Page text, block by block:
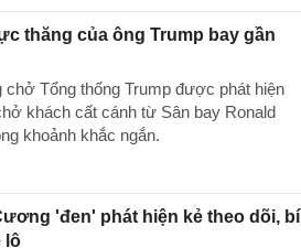
thăng của ông Trump bay gần
chở Tổng thống Trump được phát hiện
khách cất cánh từ Sân bay Ronald
khoảnh khắc ngắn.
'đen' phát hiện kẻ theo dõi, bí
lộ